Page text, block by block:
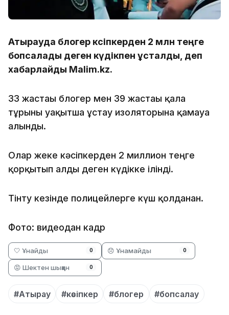
Атырауда блогер кәсіпкерден 2 млн теңге
бопсалады деген күдікпен ұсталды, деп
хабарлайды Malim.kz.
33 жастағы блогер мен 39 жастағы қала
тұрғыны уақытша ұстау изоляторына қамауға
алынды.
Олар жеке кәсіпкерден 2 миллион теңге
қорқытып алды деген күдікке ілінді.
Тінту кезінде полицейлерге күш қолданған.
Фото: видеодан кадр
🤍 Ұнайды 0 😞 Ұнамайды 0
😡 Шектен шыққан 0
#Атырау #кәсіпкер #блогер #бопсалау